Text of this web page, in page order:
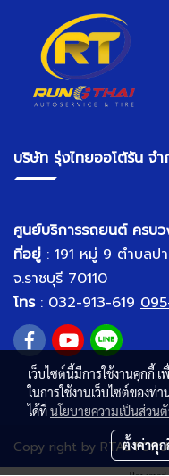
บริษัท รุ่งไทยออโต้รัน จ
ศูนย์บริการรถยนต์ ครบว
ที่อยู่ : 191 หมู่ 9 ตำบลป
จ.ราชบุรี 70110
โทร: 032-913-619
Copy right by
เว็บไซต์นี้มีการใช้งานคุกกี้
ในการใช้งานเว็บไซต์ของท่
ได้ที่นโยบายความเป็นส่วน
ตั้งค่าคุก